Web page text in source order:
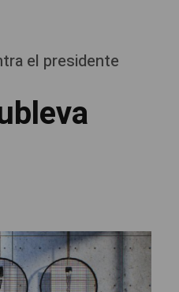
el presidente